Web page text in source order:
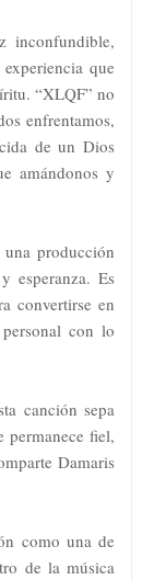
inconfundible,
que
“XLQF” no
enfrentamos,
de un Dios
amándonos y
producción
esperanza. Es
convertirse en
con lo
canción sepa
permanece fiel,
Damaris
como una de
de la música